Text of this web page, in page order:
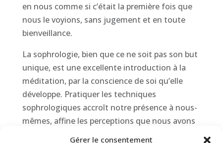
Gérer le consentement
en nous comme si c’était la première fois que
nous le voyions, sans jugement et en toute
bienveillance.
La sophrologie, bien que ce ne soit pas son but
unique, est une excellente introduction à la
méditation, par la conscience de soi qu’elle
développe. Pratiquer les techniques
sophrologiques accroît notre présence à nous-
mêmes, affine les perceptions que nous avons